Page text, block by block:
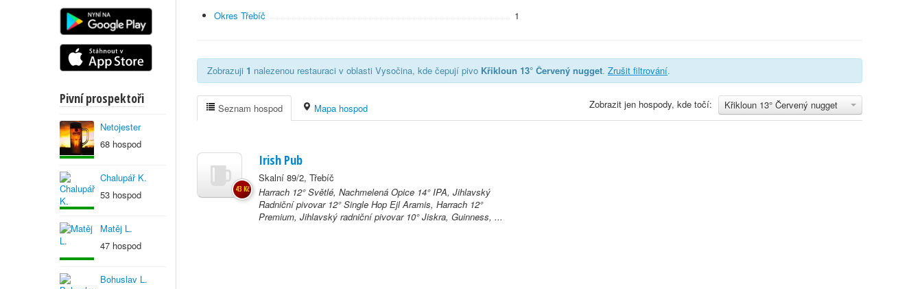
Pivní prospektoři
Netojester
68 hospod
Chalupář K.
53 hospod
Matěj L.
47 hospod
Bohuslav L.
Okres Třebíč 1
Zobrazuji 1 nalezenou restauraci v oblasti Vysočina, kde čepují pivo Křikloun 13° Červený nugget. Zrušit filtrování.
Křikloun 13° Červený nugget
Zobrazit jen hospody, kde točí:
Seznam hospod Mapa hospod
Irish Pub
Skalní 89/2, Třebíč
Harrach 12° Světlé, Nachmelená Opice 14° IPA, Jihlavský
Radniční pivovar 12° Single Hop Ejl Aramis, Harrach 12°
Premium, Jihlavský radniční pivovar 10° Jiskra, Guinness, ...
43 Kč